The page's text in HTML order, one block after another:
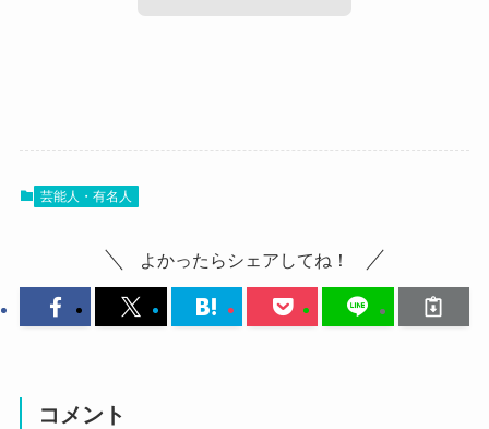
では、もりもとさなさんの結婚・彼氏情報を見て
可愛さとかっこよさを持ち合わせているもりもと
さなさんなだけに、
芸能人・有名人
よかったらシェアしてね！
コメント